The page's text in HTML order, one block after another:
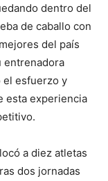
dentro del
de caballo con
del país
entrenadora
el esfuerzo y
esta experiencia
a diez atletas
dos jornadas